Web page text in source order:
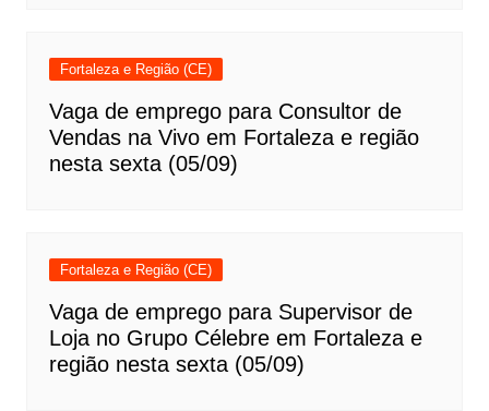
Fortaleza e Região (CE)
Vaga de emprego para Consultor de
Vendas na Vivo em Fortaleza e região
nesta sexta (05/09)
Fortaleza e Região (CE)
Vaga de emprego para Supervisor de
Loja no Grupo Célebre em Fortaleza e
região nesta sexta (05/09)